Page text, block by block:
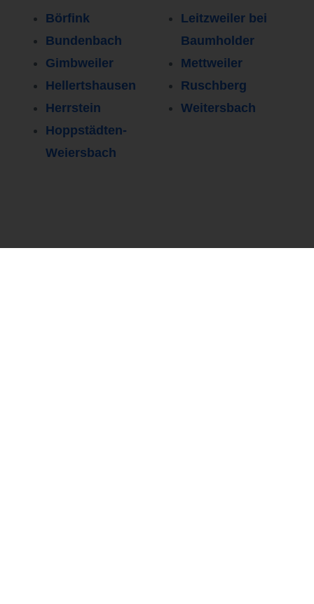
Börfink
Bundenbach
Gimbweiler
Hellertshausen
Herrstein
Hoppstädten-
Weiersbach
Leitzweiler bei
Baumholder
Mettweiler
Ruschberg
Weitersbach